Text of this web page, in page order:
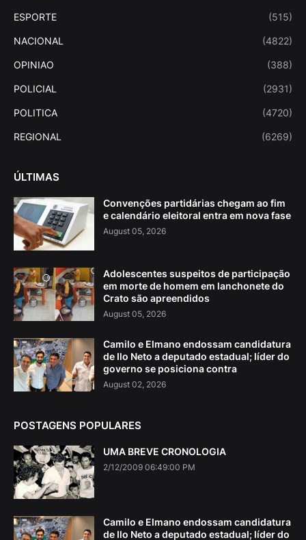
ESPORTE (515)
NACIONAL (4822)
OPINIAO (388)
POLICIAL (2931)
POLITICA (4720)
REGIONAL (6269)
ÚLTIMAS
Convenções partidárias chegam ao fim
e calendário eleitoral entra em nova fase
August 05, 2026
Adolescentes suspeitos de participação
em morte de homem em lanchonete do
Crato são apreendidos
August 05, 2026
Camilo e Elmano endossam candidatura
de Ilo Neto a deputado estadual; líder do
governo se posiciona contra
August 02, 2026
POSTAGENS POPULARES
UMA BREVE CRONOLOGIA
2/12/2009 06:49:00 PM
Camilo e Elmano endossam candidatura
de Ilo Neto a deputado estadual; líder do